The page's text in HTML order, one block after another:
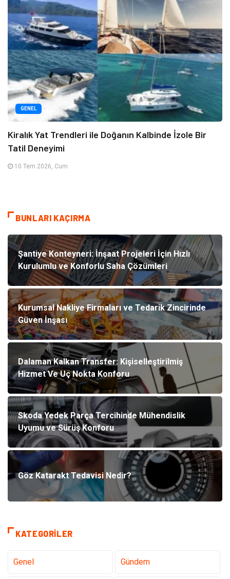
GENEL
Kiralık Yat Trendleri ile Doğanın Kalbinde İzole Bir
Tatil Deneyimi
10 Tem 2026, Cum
BUNLARI KAÇIRMA
Şantiye Konteyneri: İnşaat Projeleri İçin Hızlı
Kurulumlu ve Konforlu Saha Çözümleri
Kurumsal Nakliye Firmaları ve Tedarik Zincirinde
Güven İnşası
Dalaman Kalkan Transfer: Kişiselleştirilmiş
Hizmet Ve Uç Nokta Konforu
Skoda Yedek Parça Tercihinde Mühendislik
Uyumu ve Sürüş Konforu
Göz Katarakt Tedavisi Nedir?
KATEGORILER
Genel Gündem